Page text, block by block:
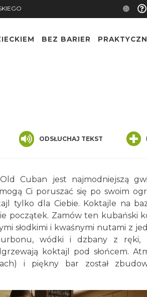
BEZ BARIER
ODSŁUCHAJ TEKST
Cuban jest najmodniejszą
Ci poruszać się po swoim
tylko dla Ciebie. Koktajle na
początek. Zamów ten kubański
słodkimi i kwaśnymi nutami z
wódki i dzbany z ręki,
koktajl pod słońcem.
i piękny bar został